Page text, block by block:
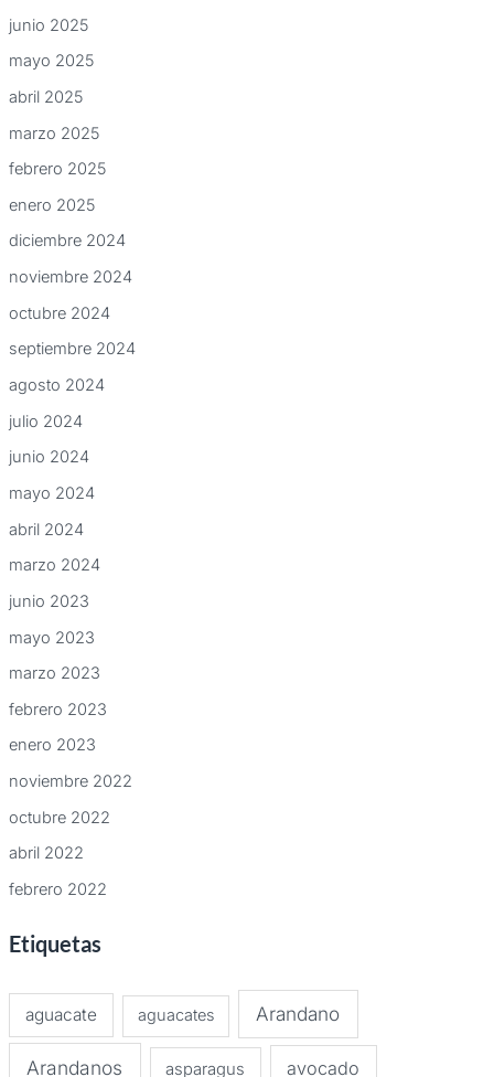
junio 2025
mayo 2025
abril 2025
marzo 2025
febrero 2025
enero 2025
diciembre 2024
noviembre 2024
octubre 2024
septiembre 2024
agosto 2024
julio 2024
junio 2024
mayo 2024
abril 2024
marzo 2024
junio 2023
mayo 2023
marzo 2023
febrero 2023
enero 2023
noviembre 2022
octubre 2022
abril 2022
febrero 2022
Etiquetas
aguacate aguacates Arandano
Arandanos asparagus avocado